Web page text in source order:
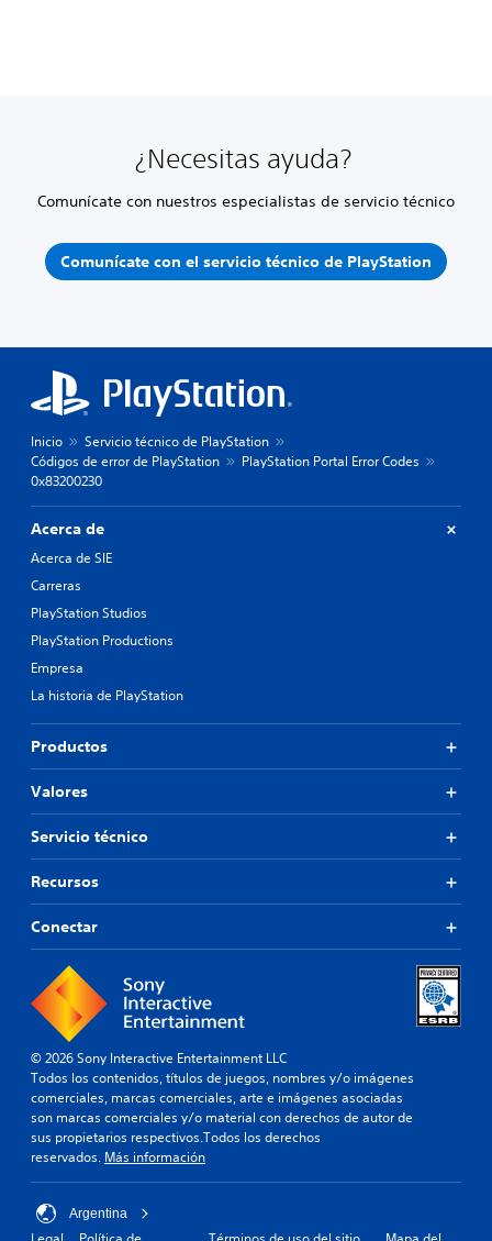
¿Necesitas ayuda?
Comunícate con nuestros especialistas de servicio técnico
Comunícate con el servicio técnico de PlayStation
Inicio
Servicio técnico de PlayStation
Códigos de error de PlayStation
PlayStation Portal Error Codes
0x83200230
Acerca de
Acerca de SIE
Carreras
PlayStation Studios
PlayStation Productions
Empresa
La historia de PlayStation
Productos
Valores
Servicio técnico
Recursos
Conectar
© 2026 Sony Interactive Entertainment LLC
Todos los contenidos, títulos de juegos, nombres y/o imágenes
comerciales, marcas comerciales, arte e imágenes asociadas
son marcas comerciales y/o material con derechos de autor de
sus propietarios respectivos.Todos los derechos
reservados. Más información
Argentina